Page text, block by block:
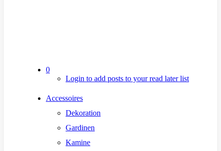
0
Login to add posts to your read later list
Accessoires
Dekoration
Gardinen
Kamine